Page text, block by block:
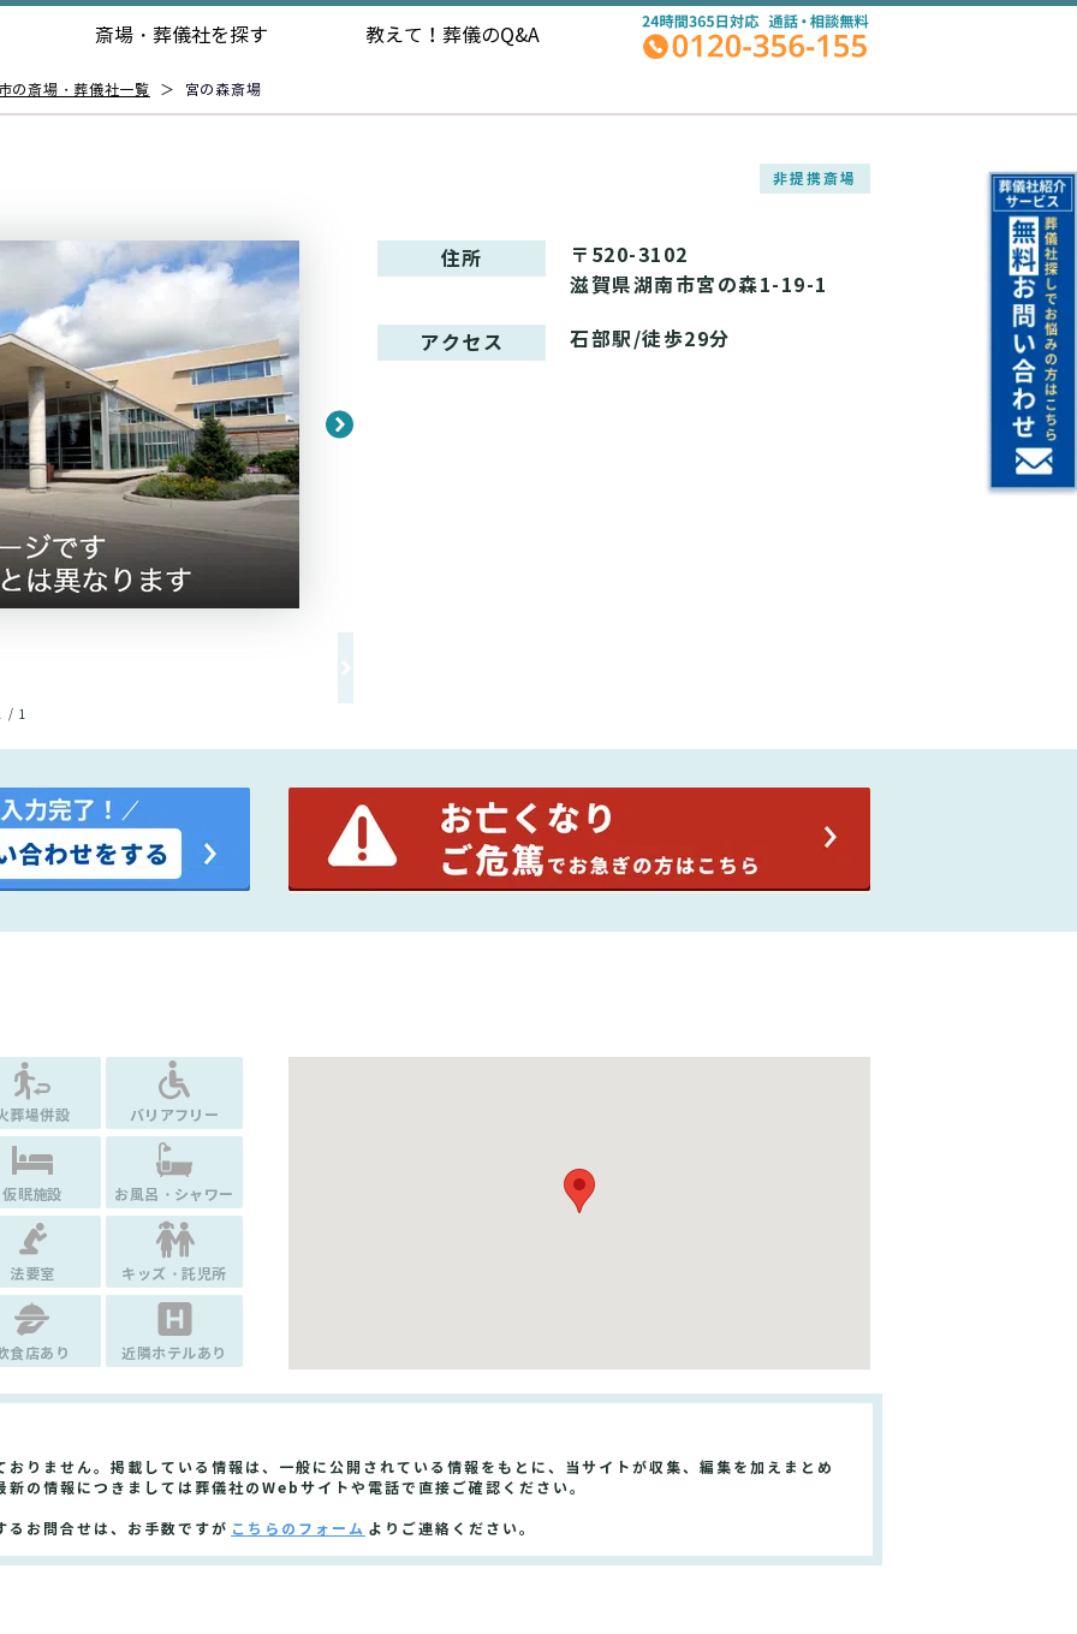
斎場・葬儀社を探す 教えて！ 葬儀のQ&A
の斎場・葬儀社一覧 ＞ 宮の森斎場
非提携斎場
/ 1
住所
〒520-3102
滋賀県湖南市宮の森1-19-1
アクセス 石部駅/徒歩29分
葬場併設 バリアフリー
仮眠施設 お風呂・シャワー
法要室 キッズ・託児所
食店あり 近隣ホテルあり
りません。掲載している情報は、一般に公開されている情報をもとに、当サイトが収集、編集を加えまとめ
の情報につきましては葬儀社のWebサイトや電話で直接ご確認ください。
るお問合せは、お手数ですが こちらのフォーム よりご連絡ください。